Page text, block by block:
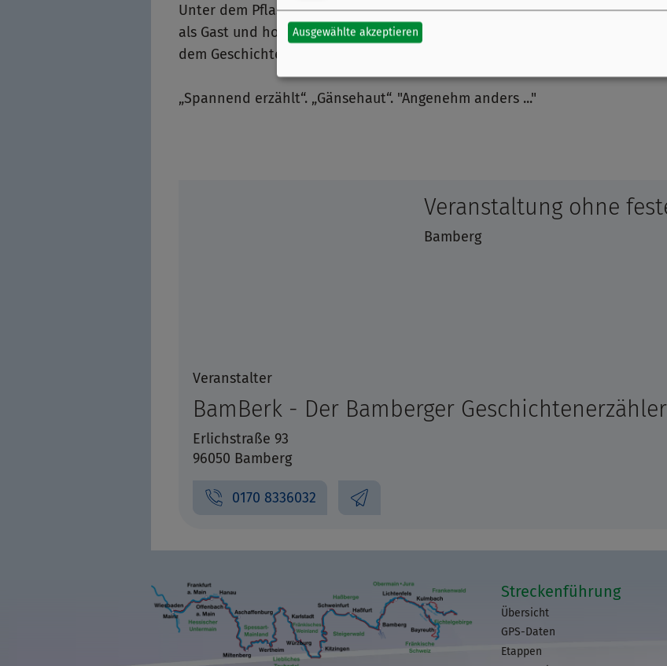
Unter dem Pflaster liegt das Grab, über dem Pflaster schwebt die weiße
als Gast und hoffen, dass das alles nicht wahr ist. Nachtgeschichten: Das
dem Geschichtenerzähler.
„Spannend erzählt“. „Gänsehaut“. "Angenehm anders ..."
Veranstaltung ohne
Bamberg
Veranstalter
BamBerk - Der Bamberger Geschichtenerzähler
Erlichstraße 93
96050 Bamberg
0170 8336032
Streckenführung
Übersicht
GPS-Daten
Etappen
Ausgewählte akzeptieren